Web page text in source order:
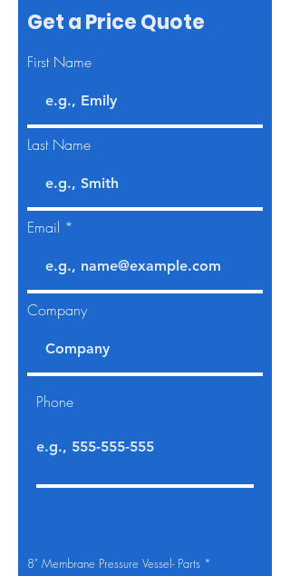
Get a Price Quote
First Name
Last Name
Email
Company
Phone
8" Membrane Pressure Vessel- Parts *